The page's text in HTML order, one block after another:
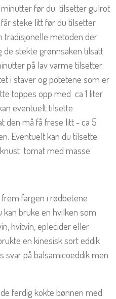
før du tilsetter gulrot
steke litt før du tilsetter
tradisjonelle metoden der
de stekte grønnsaken tilsatt
på lav varme tilsetter
i staver og potetene som er
toppes opp med ca 1 liter
eventuelt tilsette
den må få frese litt - ca 5
Eventuelt kan du tilsette
tomat med masse
fargen i rødbetene
kan bruke en hvilken som
hvitvin, eplecider eller
en kinesisk sort eddik
svar på balsamicoeddik men
ferdig kokte bønnen med